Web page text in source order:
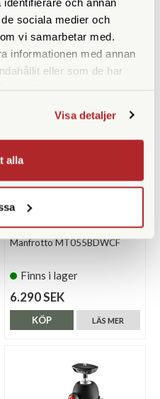
sociala medier och
vi samarbetar med.
informationen med annan
eller som de har
Visa detaljer
alla
249 SEK
Manfrotto MT055BDWCF
Finns i lager
6.290 SEK
LÄS MER
KÖP